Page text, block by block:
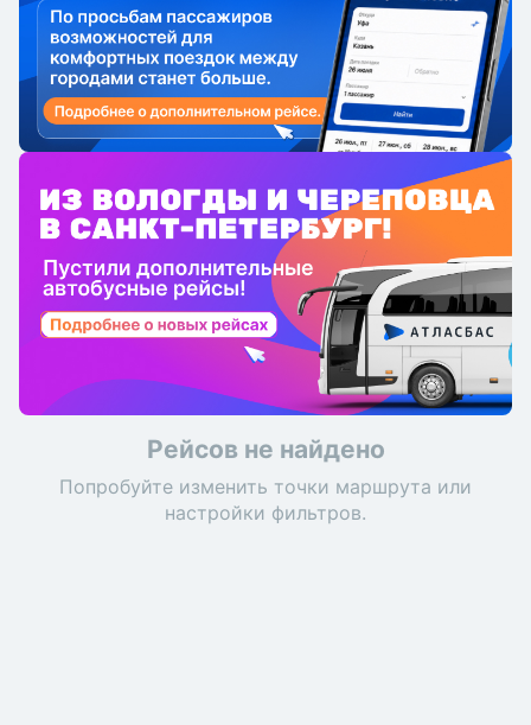
Рейсов не найдено
Попробуйте изменить точки маршрута или
настройки фильтров.